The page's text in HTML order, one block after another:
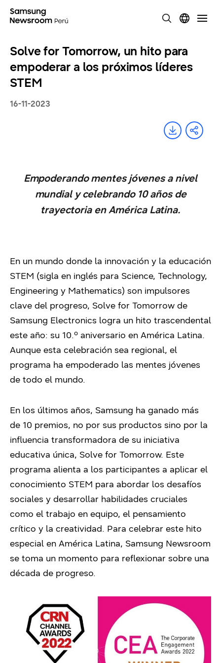
Solve for Tomorrow, un hito para
empoderar a los próximos líderes
STEM
16-11-2023
Empoderando mentes jóvenes a nivel
mundial y celebrando 10 años de
trayectoria en América Latina.
En un mundo donde la innovación y la educación
STEM (sigla en inglés para Science, Technology,
Engineering y Mathematics) son impulsores
clave del progreso, Solve for Tomorrow de
Samsung Electronics logra un hito trascendental
este año: su 10.º aniversario en América Latina.
Aunque esta celebración sea regional, el
programa ha empoderado las mentes jóvenes
de todo el mundo.
En los últimos años, Samsung ha ganado más
de 10 premios, no por sus productos sino por la
influencia transformadora de su iniciativa
educativa única, Solve for Tomorrow. Este
programa alienta a los participantes a aplicar el
conocimiento STEM para abordar los desafíos
sociales y desarrollar habilidades cruciales
como el trabajo en equipo, el pensamiento
crítico y la creatividad. Para celebrar este hito
especial en América Latina, Samsung Newsroom
se toma un momento para reflexionar sobre una
década de progreso.